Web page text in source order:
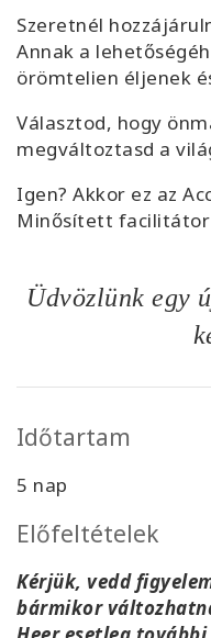
KERESÉS
Szeretnél
Annak a
örömtelien éljenek
Választod, hogy
megváltoztasd a
Igen? Akkor ez az
Minősített facilitátor
Üdvözlünk egy
Időtartam
5 nap
Előfeltételek
Kérjük, vedd
bármikor